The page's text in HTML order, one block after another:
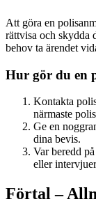
Att göra en
rättvisa och skydda
behov ta ärendet
Hur gör du en
Kontakta
närmaste
Ge en
dina bevis.
Var beredd
eller
Förtal –